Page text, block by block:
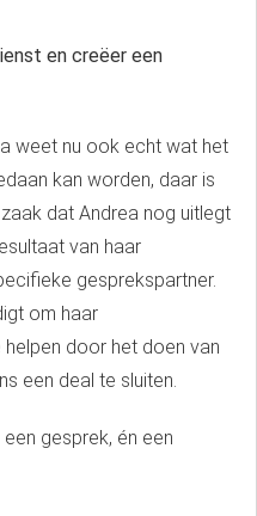
en creëer een
weet nu ook echt wat het
kan worden, daar is
dat Andrea nog uitlegt
van haar
gesprekspartner.
om haar
door het doen van
een deal te sluiten.
gesprek, én een